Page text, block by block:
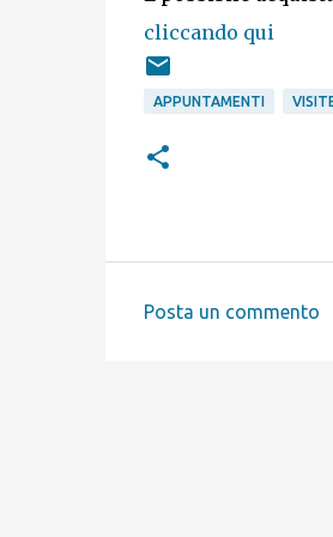
cliccando qui
APPUNTAMENTI
Posta un commento